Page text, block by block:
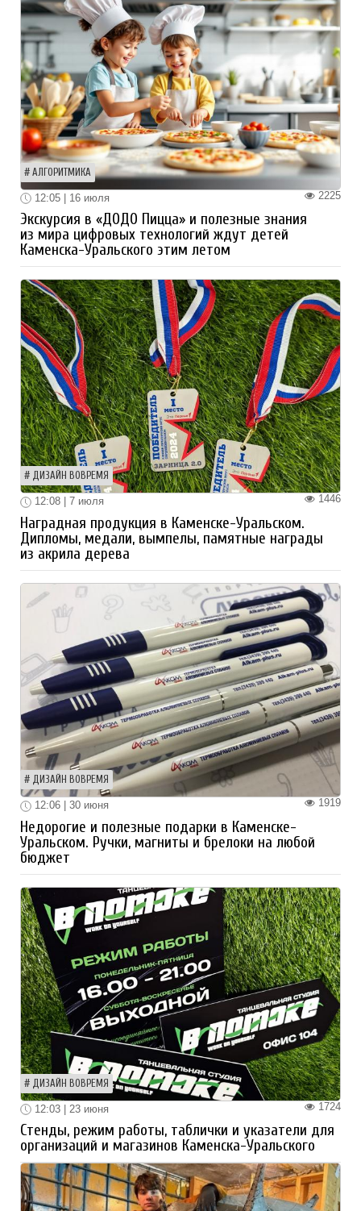
АЛГОРИТМИКА
2225
12:05 | 16 июля
Экскурсия в «ДОДО Пицца» и полезные знания
из мира цифровых технологий ждут детей
Каменска-Уральского этим летом
ДИЗАЙН ВОВРЕМЯ
1446
12:08 | 7 июля
Наградная продукция в Каменске-Уральском.
Дипломы, медали, вымпелы, памятные награды
из акрила дерева
ДИЗАЙН ВОВРЕМЯ
1919
12:06 | 30 июня
Недорогие и полезные подарки в Каменске-
Уральском. Ручки, магниты и брелоки на любой
бюджет
ДИЗАЙН ВОВРЕМЯ
1724
12:03 | 23 июня
Стенды, режим работы, таблички и указатели для
организаций и магазинов Каменска-Уральского